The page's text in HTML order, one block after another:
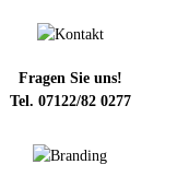
Fragen Sie uns!
Tel. 07122/82 0277